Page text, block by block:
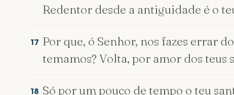
Redentor desde a antiguidade é o
17 Por que, ó Senhor, nos fazes errar
temamos? Volta, por amor dos teus
18 Só por um pouco de tempo o teu